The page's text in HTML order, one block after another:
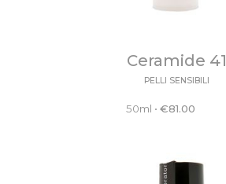
Ceramide 41
PELLI SENSIBILI
50ml • €81.00